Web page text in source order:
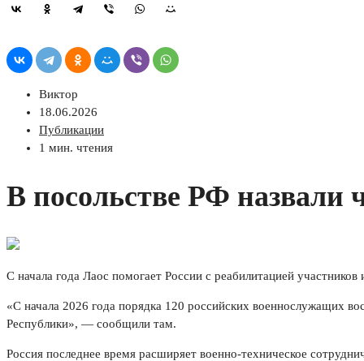
Виктор
18.06.2026
Публикации
1 мин. чтения
В посольстве РФ назвали
С начала года Лаос помогает России с реабилитацией
«С начала 2026 года порядка 120 российских военнослужащих
Республики», — сообщили там.
Россия последнее время расширяет военно-техническое